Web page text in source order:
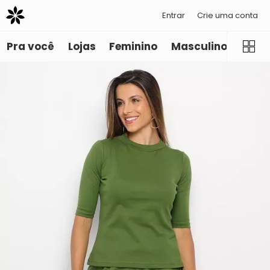
Entrar Crie uma conta
Pra você Lojas Feminino Masculino